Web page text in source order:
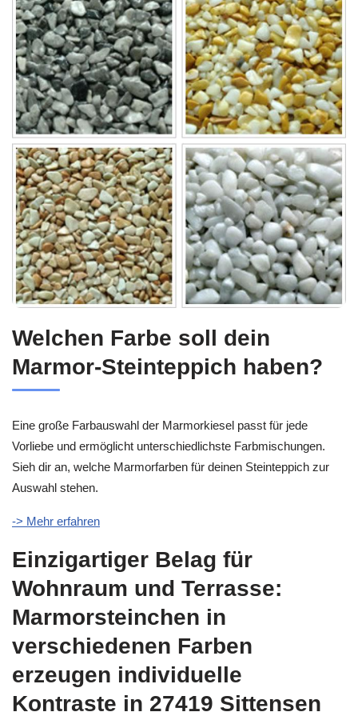
Welchen Farbe soll dein
Marmor-Steinteppich haben?
Eine große Farbauswahl der Marmorkiesel passt für jede
Vorliebe und ermöglicht unterschiedlichste Farbmischungen.
Sieh dir an, welche Marmorfarben für deinen Steinteppich zur
Auswahl stehen.
-> Mehr erfahren
Einzigartiger Belag für
Wohnraum und Terrasse:
Marmorsteinchen in
verschiedenen Farben
erzeugen individuelle
Kontraste in 27419 Sittensen